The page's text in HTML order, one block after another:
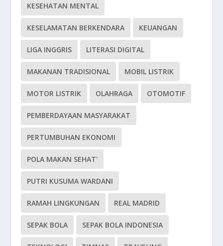
KESEHATAN MENTAL
KESELAMATAN BERKENDARA KEUANGAN
LIGA INGGRIS LITERASI DIGITAL
MAKANAN TRADISIONAL MOBIL LISTRIK
MOTOR LISTRIK OLAHRAGA OTOMOTIF
PEMBERDAYAAN MASYARAKAT
PERTUMBUHAN EKONOMI
POLA MAKAN SEHAT'
PUTRI KUSUMA WARDANI
RAMAH LINGKUNGAN REAL MADRID
SEPAK BOLA SEPAK BOLA INDONESIA